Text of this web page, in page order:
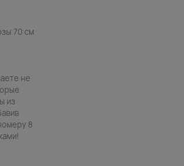
70 см
не
из
8